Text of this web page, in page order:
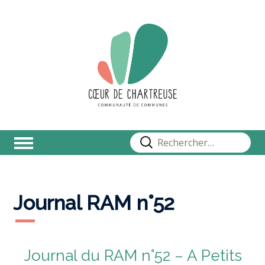
Rechercher :
Journal RAM n°52
Journal du RAM n°52 – A Petits